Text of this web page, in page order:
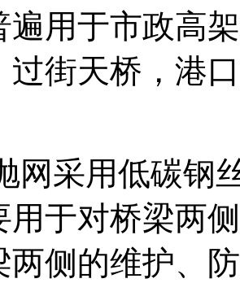
遍用于市政高
过街天桥，港
网采用低碳钢
用于对桥梁两
两侧的维护、